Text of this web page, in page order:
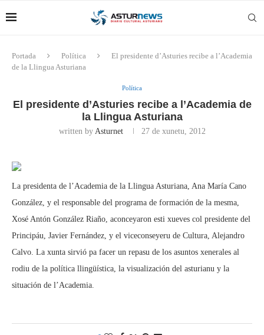
Portada Política
El presidente d’Asturies recibe a l’Academia
de la Llingua Asturiana
Política
El presidente d’Asturies recibe a l’Academia de
la Llingua Asturiana
written by Asturnet 27 de xunetu, 2012
La presidenta de l’Academia de la Llingua Asturiana, Ana María Cano
González, y el responsable del programa de formación de la mesma,
Xosé Antón González Riaño, aconceyaron esti xueves col presidente del
Principáu, Javier Fernández, y el viceconseyeru de Cultura, Alejandro
Calvo. La xunta sirvió pa facer un repasu de los asuntos xenerales al
rodiu de la política llingüística, la visualización del asturianu y la
situación de l’Academia.